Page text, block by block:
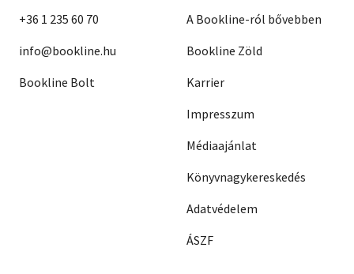
+36 1 235 60 70
info@bookline.hu
Bookline Bolt
A Bookline-ról bővebben
Bookline Zöld
Karrier
Impresszum
Médiaajánlat
Könyvnagykereskedés
Adatvédelem
ÁSZF